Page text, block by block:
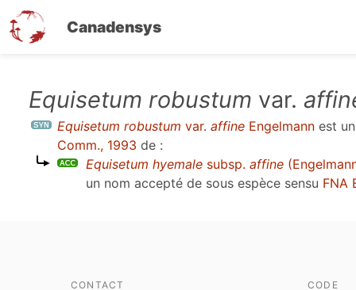
Canadensys
contenu
Equisetum robustum var.
Equisetum robustum var. affine Engelmann est
Comm., 1993 de :
Equisetum hyemale subsp. affine
un nom accepté de sous espèce sensu FNA
CONTACT CODE